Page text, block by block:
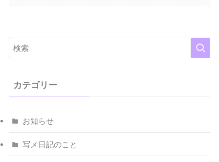
カテゴリー
お知らせ
写メ日記のこと